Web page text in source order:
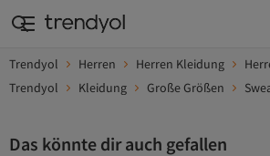
Trendyol Herren Herren Kleidung
Trendyol
Kleidung Große Größen
Das könnte dir auch gefallen